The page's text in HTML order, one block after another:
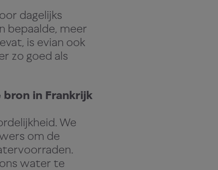
dagelijks
bepaalde, meer
is evian ook
zo goed als
in Frankrijk
We
om de
water te